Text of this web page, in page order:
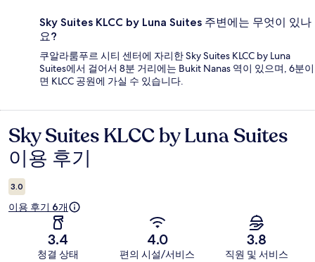
Sky Suites KLCC by Luna Suites 주변에는 무엇이 있나
요?
쿠알라룸푸르 시티 센터에 자리한 Sky Suites KLCC by Luna
Suites에서 걸어서 8분 거리에는 Bukit Nanas 역이 있으며, 6분이
면 KLCC 공원에 가실 수 있습니다.
이
용
후
기
Sky Suites KLCC by Luna Suites
이용 후기
3.0
이용 후기 6개
3.4
청결 상태
4.0
편의 시설/서비스
3.8
직원 및 서비스